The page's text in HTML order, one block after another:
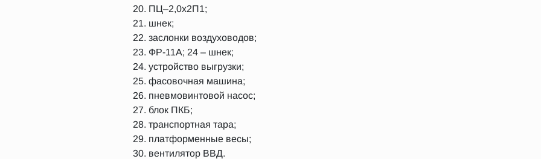
ПЦ–2,0х2П1;
шнек;
заслонки воздуховодов;
ФР-11А; 24 – шнек;
устройство выгрузки;
фасовочная машина;
пневмовинтовой насос;
блок ПКБ;
транспортная тара;
платформенные весы;
вентилятор ВВД.